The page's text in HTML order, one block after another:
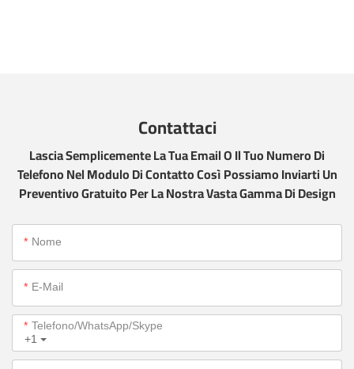
Contattaci
Lascia Semplicemente La Tua Email O Il Tuo Numero Di
Telefono Nel Modulo Di Contatto Così Possiamo Inviarti Un
Preventivo Gratuito Per La Nostra Vasta Gamma Di Design
Nome
E-Mail
+1
Telefono/WhatsApp/Skype